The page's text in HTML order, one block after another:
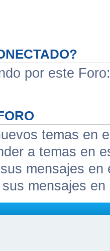
por este
temas en
a temas en
mensajes en
sus mensajes